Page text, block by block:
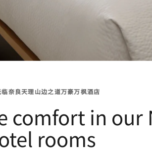
奈良天理山边之道万豪万枫酒店
comfort in our
rooms